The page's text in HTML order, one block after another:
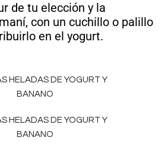
de tu elección y la
con un cuchillo o palillo
en el yogurt.